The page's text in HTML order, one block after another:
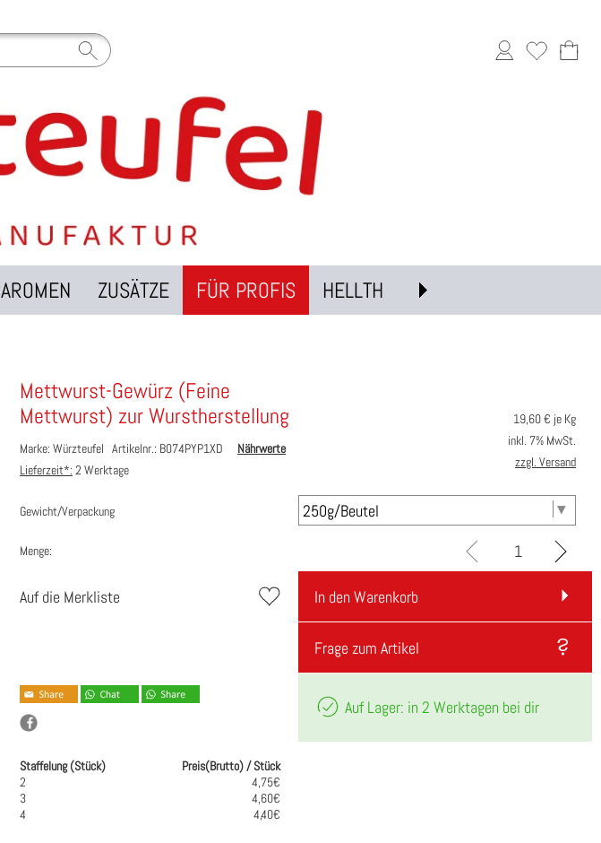
AROMEN ZUSÄTZE FÜR PROFIS HELLTH
Mettwurst-Gewürz (Feine
Mettwurst) zur Wurstherstellung
Marke: Würzteufel Artikelnr.: B074PYP1XD
Nährwerte
Lieferzeit*: 2 Werktage
19,60€ je Kg
inkl. 7% MwSt.
zzgl. Versand
Gewicht/Verpackung
Menge:
Auf die Merkliste In den Warenkorb
Frage zum Artikel
Auf Lager: in 2 Werktagen bei dir
Staffelung (Stück)
Preis(Brutto) / Stück
2
4,75€
3
4,60€
4
4,40€